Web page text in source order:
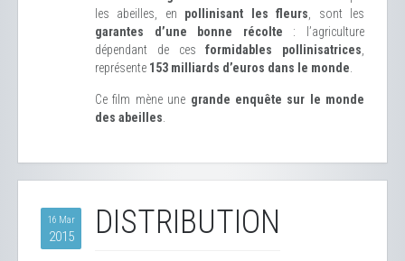
les abeilles, en pollinisant les fleurs , sont les
garantes d’une bonne récolte : l’agriculture
dépendant de cesformidables pollinisatrices
représente 153 milliards d’euros dans le monde
Ce film mène une grande enquête sur le monde
des abeilles
16 Mar
2015 DISTRIBUTION